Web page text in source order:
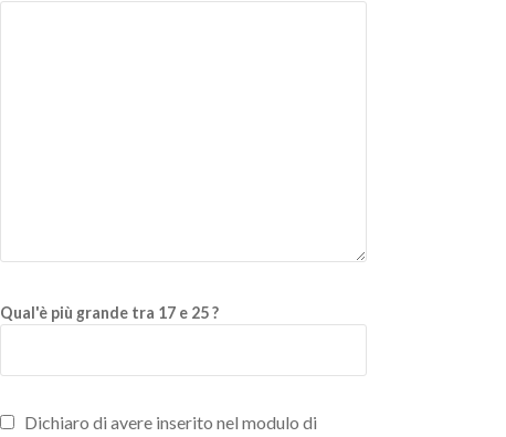
Qual'è più grande tra 17 e 25 ?
Dichiaro di avere inserito nel modulo di